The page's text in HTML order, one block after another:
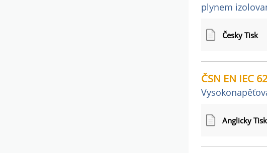
plynem
Česky Tisk
ČSN EN IEC
Anglicky Tisk